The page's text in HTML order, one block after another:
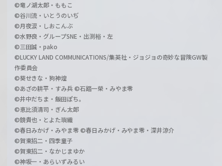
©竜ノ湖太郎・ももこ
©谷川流・いとうのいぢ
©月夜涙・しおこんぶ
©水野良・グループSNE・出渕裕・左
©三田誠・pako
©LUCKY LAND COMMUNICATIONS/集英社・ジョジョの奇妙な冒険GW製
作委員会
©葵せきな・狗神煌
©あざの耕平・すみ兵 ©石踏一榮・みやま零
©井中だちま・飯田ぽち。
©恵比須清司・ぎん太郎
©鏡貴也・とよた瑣織
©春日みかげ・みやま零 ©春日みかげ・みやま零・深井涼介
©賀東招二・四季童子
©賀東招二・なかじまゆか
©神坂一・あらいずみるい